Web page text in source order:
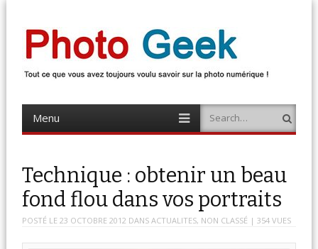
Photo Geek
Menu
content
Search
Technique : obtenir un beau
fond flou dans vos portraits
POSTÉ LE 23 OCTOBRE 2012 DANSACTUALITES, NON CLASSÉ | 354 VUES